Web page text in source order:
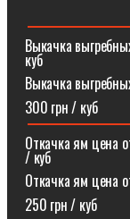
Выкачка
куб
Выкачка
300 грн / куб
Откачка ям
/ куб
Откачка ям цена
250 грн / куб